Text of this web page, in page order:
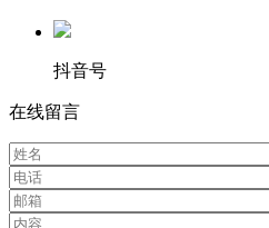
抖音号
在线留言